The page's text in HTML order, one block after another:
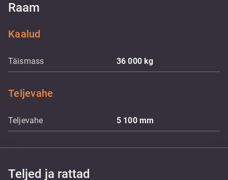
Raam
Kaalud
Täismass 36 000kg
Teljevahe
Teljevahe 5 100 mm
Teljed ja rattad